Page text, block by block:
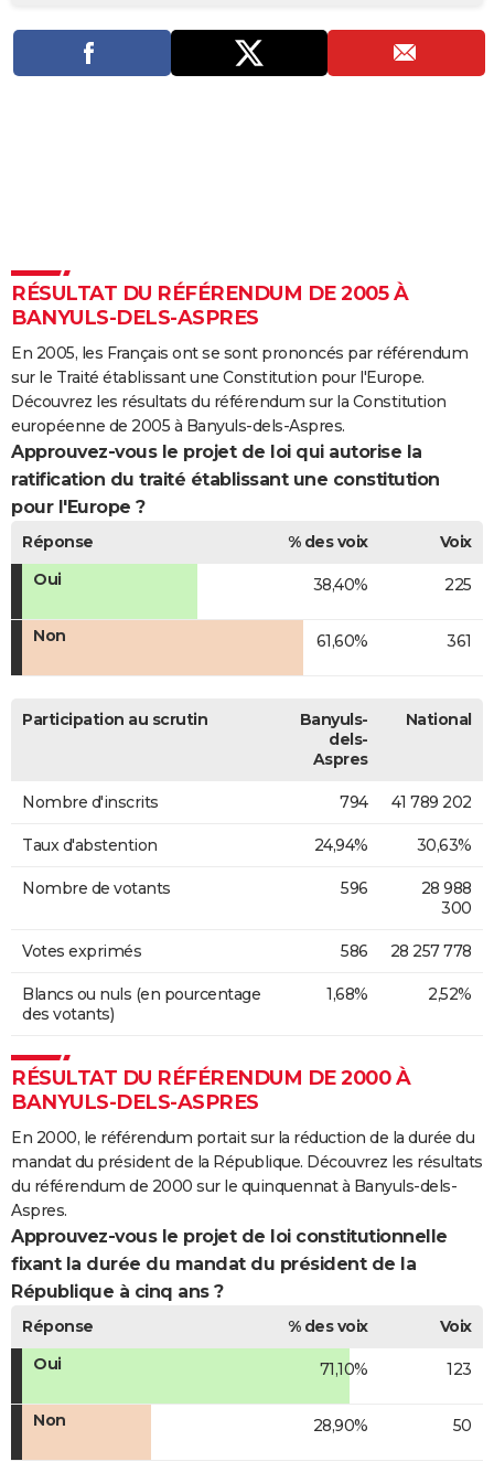
PHOTO
GUIDES D'ACHAT
COPAINS D'AVANT
FORUM
Bricolage
Lifestyle
Culture
Sport
Auto
Television
Voyage
Cinema
RÉSULTAT DU RÉFÉRENDUM DE 2005 À
BANYULS-DELS-ASPRES
En 2005, les Français ont se sont prononcés par référendum
sur le Traité établissant une Constitution pour l'Europe.
Découvrez les résultats du référendum sur la Constitution
européenne de 2005 à Banyuls-dels-Aspres.
Approuvez-vous le projet de loi qui autorise la
ratification du traité établissant une constitution
pour l'Europe ?
Réponse % des voix
Voix
Oui
38,40% 225
Non 61,60% 361
Participation au scrutin
Banyuls-
dels-
Aspres
National
Nombre d'inscrits 794 41 789 202
Taux d'abstention 24,94% 30,63%
Nombre de votants 596
28 988
300
Votes exprimés 586 28 257 778
Blancs ou nuls (en pourcentage
des votants)
1,68% 2,52%
RÉSULTAT DU RÉFÉRENDUM DE 2000 À
BANYULS-DELS-ASPRES
En 2000, le référendum portait sur la réduction de la durée du
mandat du président de la République. Découvrez les résultats
du référendum de 2000 sur le quinquennat à Banyuls-dels-
Aspres.
Approuvez-vous le projet de loi constitutionnelle
fixant la durée du mandat du président de la
République à cinq ans ?
Réponse % des voix
Voix
Oui
71,10% 123
Non 28,90% 50